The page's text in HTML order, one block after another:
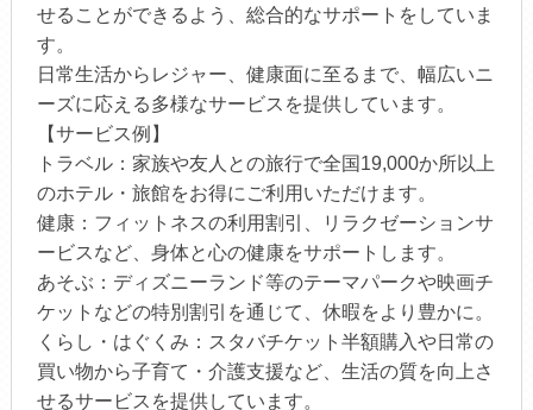
せることができるよう、総合的なサポートをしていま
す。
日常生活からレジャー、健康面に至るまで、幅広いニ
ーズに応える多様なサービスを提供しています。
【サービス例】
トラベル：家族や友人との旅行で全国19,000か所以上
のホテル・旅館をお得にご利用いただけます。
健康：フィットネスの利用割引、リラクゼーションサ
ービスなど、身体と心の健康をサポートします。
あそぶ：ディズニーランド等のテーマパークや映画チ
ケットなどの特別割引を通じて、休暇をより豊かに。
くらし・はぐくみ：スタバチケット半額購入や日常の
買い物から子育て・介護支援など、生活の質を向上さ
せるサービスを提供しています。